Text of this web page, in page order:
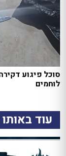
סוכל פיגוע
לוחמים
עוד